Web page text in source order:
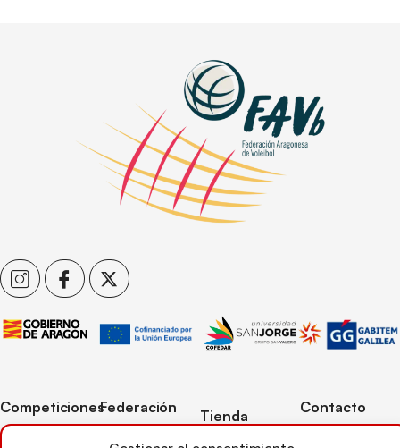
Competiciones
Competiciones
Federación
Tienda
Mi cuenta
Contacto